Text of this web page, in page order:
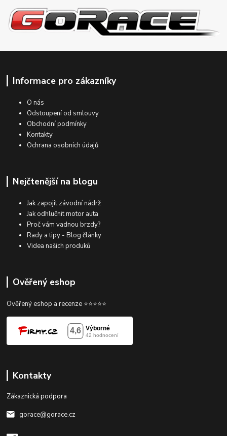
Informace pro zákazníky
O nás
Odstoupení od smlouvy
Obchodní podmínky
Kontakty
Ochrana osobních údajů
Nejčtenější na blogu
Jak zapojit závodní nádrž
Jak odhlučnit motor auta
Proč vám vadnou brzdy?
Rady a tipy - Blog články
Videa našich produků
Ověřený eshop
Ověřený eshop a recenze ⭐⭐⭐⭐⭐
Kontakty
Zákaznická podpora
gorace@gorace.cz